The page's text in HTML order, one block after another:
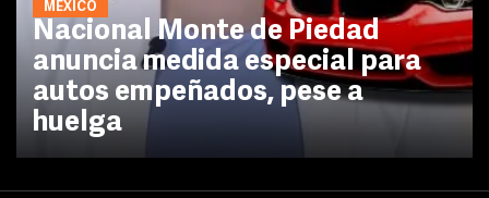
MÉXICO
Nacional Monte de Piedad
anuncia medida especial para
autos empeñados, pese a
huelga